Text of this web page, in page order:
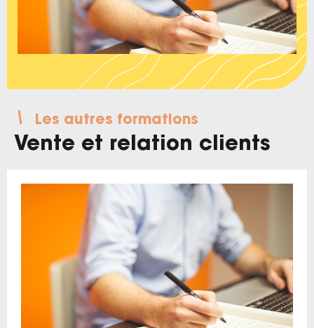
Les autres formations
Vente et relation clients